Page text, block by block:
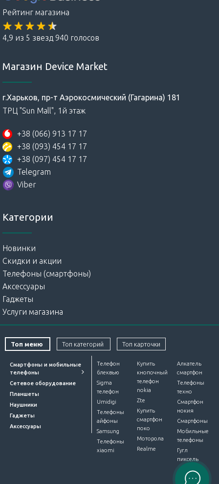
Рейтинг магазина
4,9 из 5 звезд 940 голосов
Магазин Device Market
г.Харьков, пр-т Аэрокосмический (Гагарина) 181
ТРЦ "Sun Mall", 1й этаж
+38 (066) 913 17 17
+38 (093) 454 17 17
+38 (097) 454 17 17
Telegram
Viber
Категории
Новинки
Скидки и акции
Телефоны (смартфоны)
Аксессуары
Гаджеты
Услуги магазина
Топ меню Топ категорий Топ карточки
Смартфоны и мобильные
телефоны
Сетевое оборудование
Планшеты
Наушники
Гаджеты
Аксессуары
Телефон
блеквью
Sigma
телефон
Umidigi
Телефоны
айфоны
Samsung
Телефоны
xiaomi
Купить
кнопочный
телефон
nokia
Zte
Купить
смартфон
поко
Моторола
Realme
Алкатель
смартфон
Телефоны
техно
Смартфон
нокия
Смартфоны
Мобильные
телефоны
Гугл
пиксель